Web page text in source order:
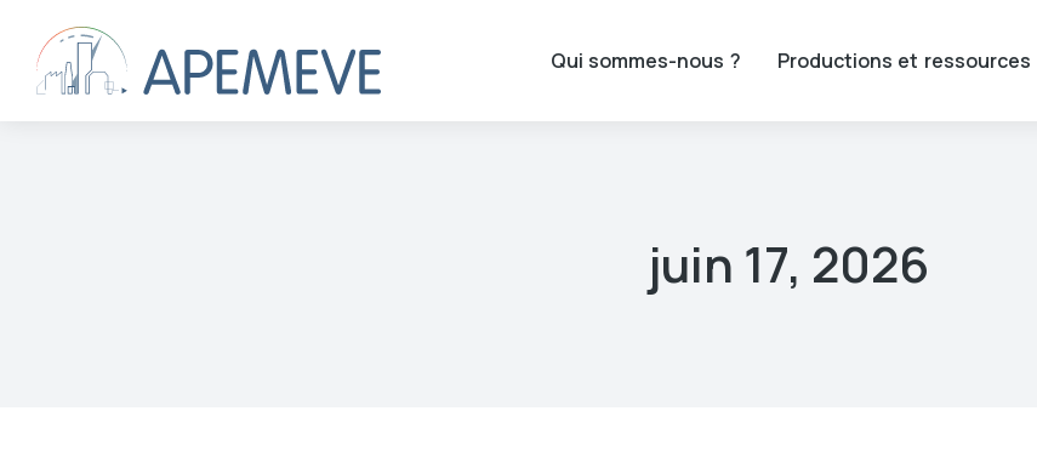
Qui sommes-nous ? Productions et ressources
juin 17, 2026